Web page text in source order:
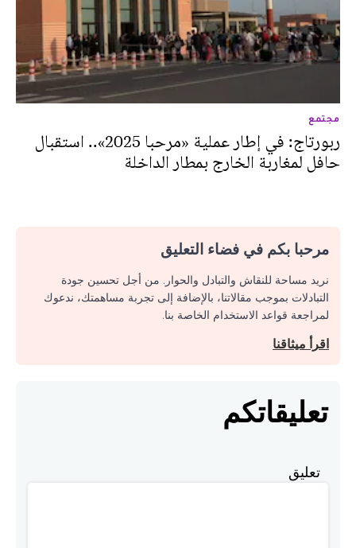
مجتمع
ربورتاج: في إطار عملية «مرحبا 2025».. استقبال
حافل لمغاربة الخارج بمطار الداخلة
مرحبا بكم في فضاء التعليق
نريد مساحة للنقاش والتبادل والحوار. من أجل تحسين جودة
التبادلات بموجب مقالاتنا، بالإضافة إلى تجربة مساهمتك، ندعوك
لمراجعة قواعد الاستخدام الخاصة بنا.
اقرأ ميثاقنا
تعليقاتكم
تعليق